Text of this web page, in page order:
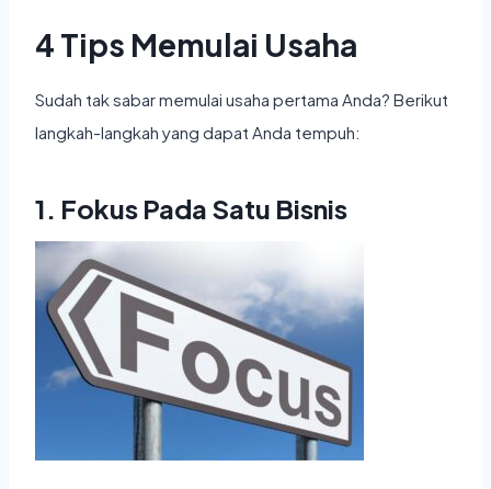
4 Tips Memulai Usaha
Sudah tak sabar memulai usaha pertama Anda? Berikut
langkah-langkah yang dapat Anda tempuh:
1. Fokus Pada Satu Bisnis